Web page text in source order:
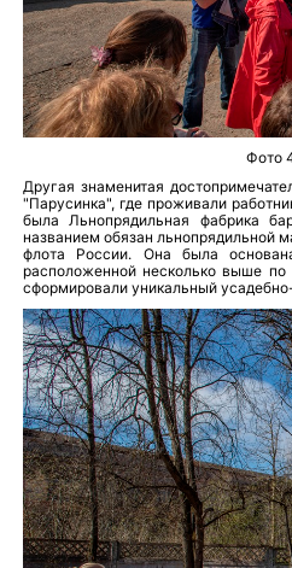
Фото
Другая знаменитая
"Парусинка", где проживали
была Льнопрядильная фабрика
названием обязан льнопрядильной
флота России. Она была
расположенной несколько выше
сформировали уникальный